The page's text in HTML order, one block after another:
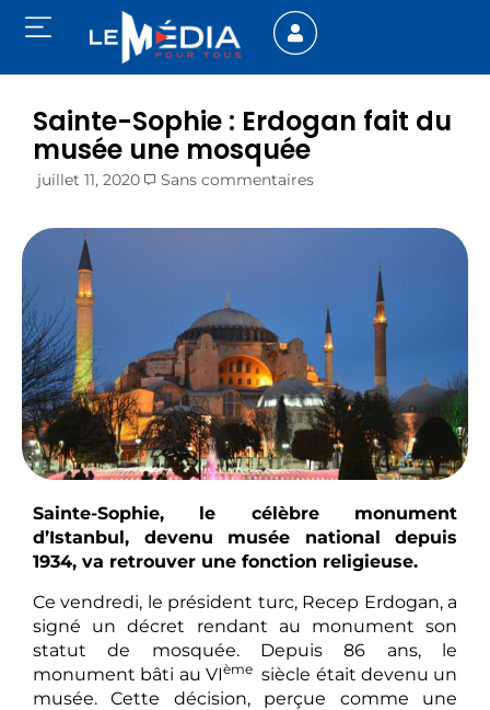
Sainte-Sophie : Erdogan fait du
musée une mosquée
juillet 11, 2020 Sans commentaires
Sainte-Sophie, le célèbre monument
d’Istanbul, devenu musée national depuis
1934, va retrouver une fonction religieuse.
Ce vendredi, le président turc, Recep Erdogan, a
signé un décret rendant au monument son
statut de mosquée. Depuis 86 ans, le
monument bâti au VIèmesiècle était devenu un
musée. Cette décision, perçue comme une